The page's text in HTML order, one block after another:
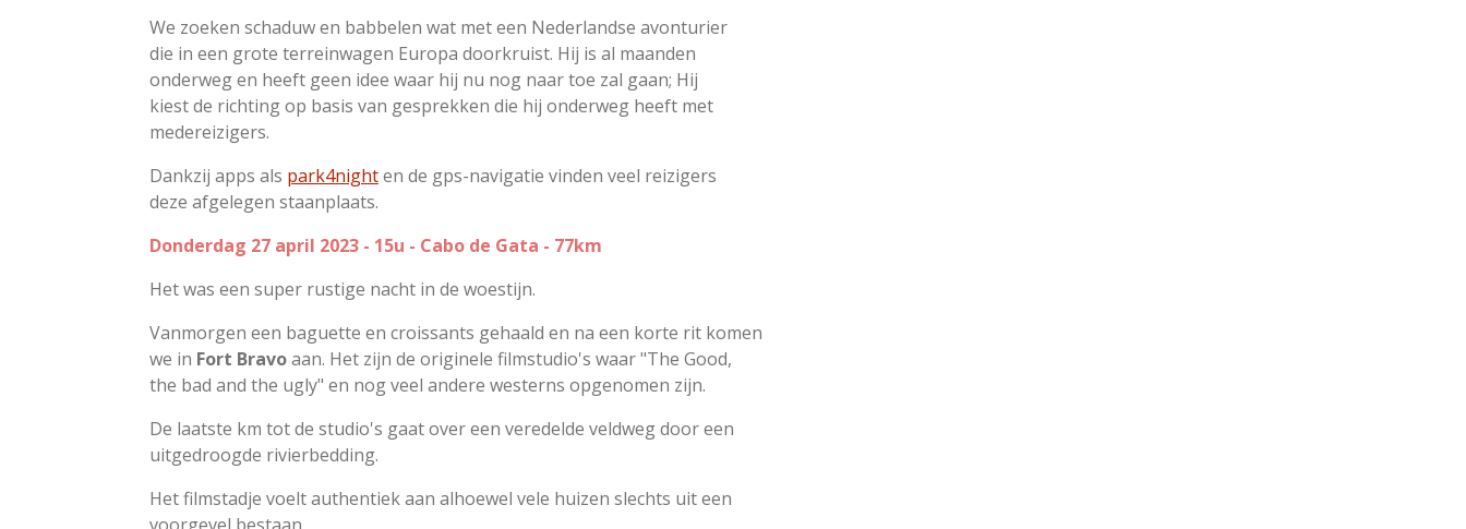
We zoeken schaduw en babbelen wat met een Nederlandse avonturier
die in een grote terreinwagen Europa doorkruist. Hij is al maanden
onderweg en heeft geen idee waar hij nu nog naar toe zal gaan; Hij
kiest de richting op basis van gesprekken die hij onderweg heeft met
medereizigers.
Dankzij apps als park4nighten de gps-navigatie vinden veel reizigers
deze afgelegen staanplaats.
Donderdag 27 april 2023 - 15u - Cabo de Gata - 77km
Het was een super rustige nacht in de woestijn.
Vanmorgen een baguette en croissants gehaald en na een korte rit komen
we in Fort Bravoaan. Het zijn de originele filmstudio's waar "The Good,
the bad and the ugly" en nog veel andere westerns opgenomen zijn.
De laatste km tot de studio's gaat over een veredelde veldweg door een
uitgedroogde rivierbedding.
Het filmstadje voelt authentiek aan alhoewel vele huizen slechts uit een